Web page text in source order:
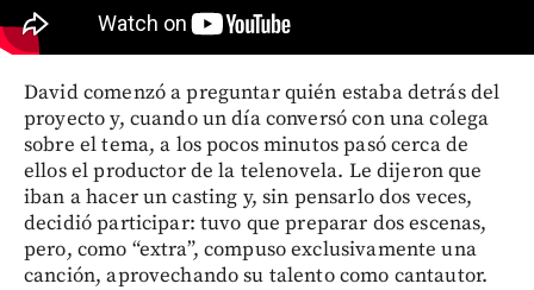
David comenzó a preguntar quién estaba detrás del
proyecto y, cuando un día conversó con una colega
sobre el tema, a los pocos minutos pasó cerca de
ellos el productor de la telenovela. Le dijeron que
iban a hacer un casting y, sin pensarlo dos veces,
decidió participar: tuvo que preparar dos escenas,
pero, como “extra”, compuso exclusivamente una
canción, aprovechando su talento como cantautor.